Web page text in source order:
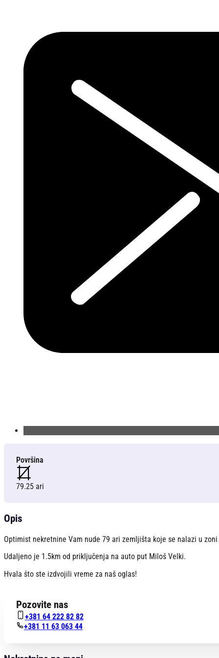
Površina
79.25 ari
Opis
Optimist nekretnine Vam nude 79 ari zemljišta koje se nalazi u
Udaljeno je 1.5km od priključenja na auto put Miloš Velki.
Hvala što ste izdvojili vreme za naš oglas!
Pozovite nas
+381 64 222 82 82
+381 11 63 063 44